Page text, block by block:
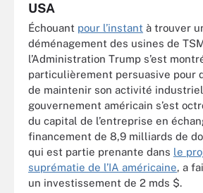
USA
Échouant pour l’instant à trouver
déménagement des usines de
l’Administration Trump s’est
particulièrement persuasive pour
de maintenir son activité
gouvernement américain s’est
du capital de l’entreprise en
financement de 8,9 milliards de
qui est partie prenante dans le
suprématie de l’IA américaine, a
un investissement de 2 mds $.